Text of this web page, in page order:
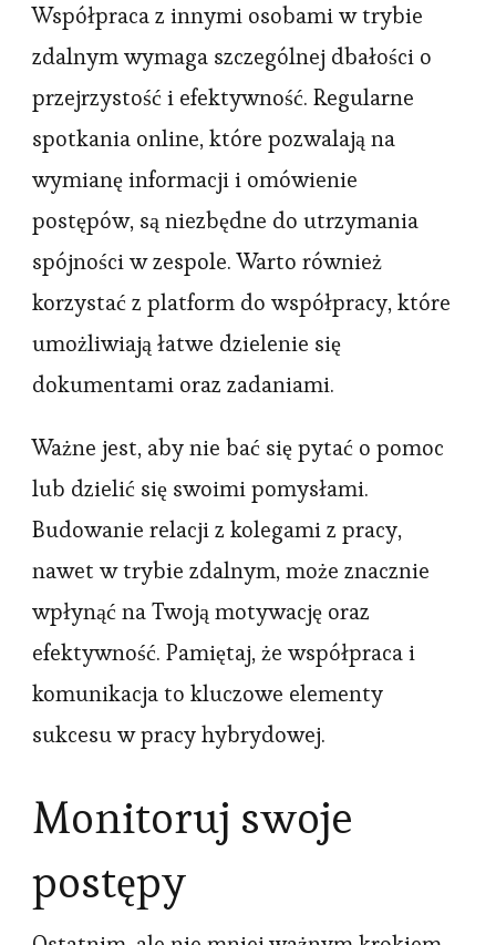
Współpraca z innymi osobami w trybie
zdalnym wymaga szczególnej dbałości o
przejrzystość i efektywność. Regularne
spotkania online, które pozwalają na
wymianę informacji i omówienie
postępów, są niezbędne do utrzymania
spójności w zespole. Warto również
korzystać z platform do współpracy, które
umożliwiają łatwe dzielenie się
dokumentami oraz zadaniami.
Ważne jest, aby nie bać się pytać o pomoc
lub dzielić się swoimi pomysłami.
Budowanie relacji z kolegami z pracy,
nawet w trybie zdalnym, może znacznie
wpłynąć na Twoją motywację oraz
efektywność. Pamiętaj, że współpraca i
komunikacja to kluczowe elementy
sukcesu w pracy hybrydowej.
Monitoruj swoje
postępy